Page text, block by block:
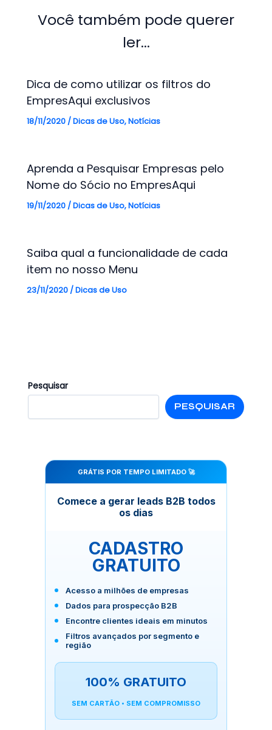
Você também pode querer
ler...
Dica de como utilizar os filtros do
EmpresAqui exclusivos
18/11/2020 /Dicas de Uso,Notícias
Aprenda a Pesquisar Empresas pelo
Nome do Sócio no EmpresAqui
19/11/2020 /Dicas de Uso,Notícias
Saiba qual a funcionalidade de cada
item no nosso Menu
23/11/2020 /Dicas de Uso
Pesquisar
PESQUISAR
GRÁTIS POR TEMPO LIMITADO 🚀
Comece a gerar leads B2B todos
os dias
CADASTRO
GRATUITO
Acesso a milhões de empresas
Dados para prospecção B2B
Encontre clientes ideais em minutos
Filtros avançados por segmento e
região
100% GRATUITO
SEM CARTÃO • SEM COMPROMISSO